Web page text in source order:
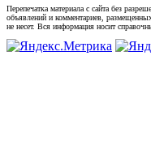
Перепечатка материала с сайта без
объявлений и комментариев,
не несет. Вся информация носит